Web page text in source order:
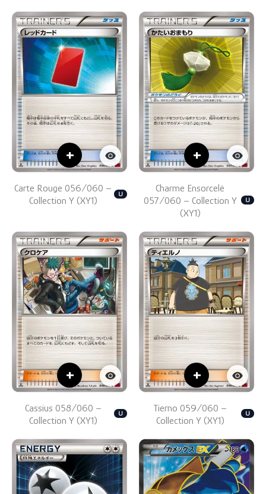
+
Carte Rouge 056/060 –
Collection Y (XY1)
U
+
Charme Ensorcelé
057/060 – Collection Y
(XY1)
U
+
Cassius 058/060 –
Collection Y (XY1)
U
+
Tierno 059/060 –
Collection Y (XY1)
U